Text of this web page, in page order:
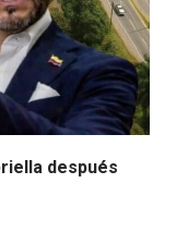
después